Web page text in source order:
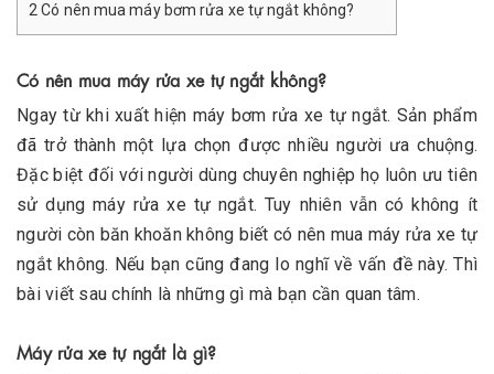
2Có nên mua máy bơm rửa xe tự ngắt không?
Có nên mua máy rửa xe tự ngắt không?
Ngay từ khi xuất hiện máy bơm rửa xe tự ngắt. Sản phẩm
đã trở thành một lựa chọn được nhiều người ưa chuộng.
Đặc biệt đối với người dùng chuyên nghiệp họ luôn ưu tiên
sử dụng máy rửa xe tự ngắt. Tuy nhiên vẫn có không ít
người còn băn khoăn không biết có nên mua máy rửa xe tự
ngắt không. Nếu bạn cũng đang lo nghĩ về vấn đề này. Thì
bài viết sau chính là những gì mà bạn cần quan tâm.
Máy rửa xe tự ngắt là gì?